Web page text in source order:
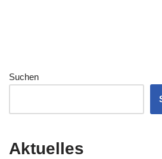
Suchen
Aktuelles